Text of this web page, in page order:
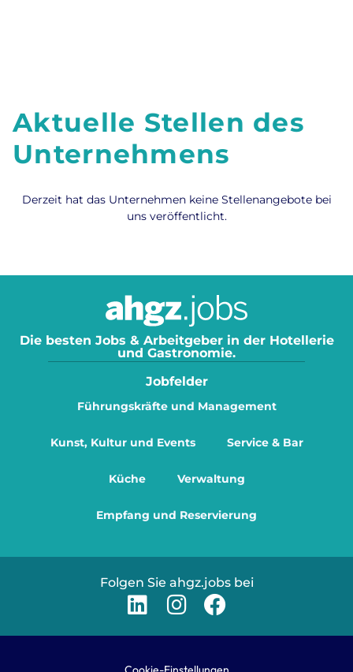
Aktuelle Stellen des
Unternehmens
Derzeit hat das Unternehmen keine Stellenangebote bei
uns veröffentlicht.
Die besten Jobs & Arbeitgeber in der Hotellerie
und Gastronomie.
Jobfelder
Führungskräfte und Management
Kunst, Kultur und Events Service & Bar
Küche Verwaltung
Empfang und Reservierung
Folgen Sie ahgz.jobs bei